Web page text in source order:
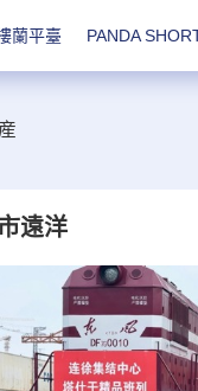
蘭平臺 PANDA
遠洋